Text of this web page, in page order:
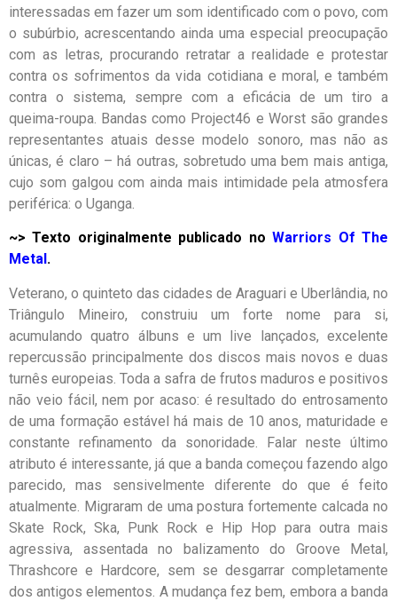
interessadas em fazer um som identificado com o povo, com
o subúrbio, acrescentando ainda uma especial preocupação
com as letras, procurando retratar a realidade e protestar
contra os sofrimentos da vida cotidiana e moral, e também
contra o sistema, sempre com a eficácia de um tiro a
queima-roupa. Bandas como Project46 e Worst são grandes
representantes atuais desse modelo sonoro, mas não as
únicas, é claro – há outras, sobretudo uma bem mais antiga,
cujo som galgou com ainda mais intimidade pela atmosfera
periférica: o Uganga.
~> Texto originalmente publicado noWarriors Of The
Metal .
Veterano, o quinteto das cidades de Araguari e Uberlândia, no
Triângulo Mineiro, construiu um forte nome para si,
acumulando quatro álbuns e um live lançados, excelente
repercussão principalmente dos discos mais novos e duas
turnês europeias. Toda a safra de frutos maduros e positivos
não veio fácil, nem por acaso: é resultado do entrosamento
de uma formação estável há mais de 10 anos, maturidade e
constante refinamento da sonoridade. Falar neste último
atributo é interessante, já que a banda começou fazendo algo
parecido, mas sensivelmente diferente do que é feito
atualmente. Migraram de uma postura fortemente calcada no
Skate Rock, Ska, Punk Rock e Hip Hop para outra mais
agressiva, assentada no balizamento do Groove Metal,
Thrashcore e Hardcore, sem se desgarrar completamente
dos antigos elementos. A mudança fez bem, embora a banda